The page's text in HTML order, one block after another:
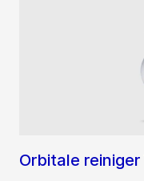
Orbitale reiniger